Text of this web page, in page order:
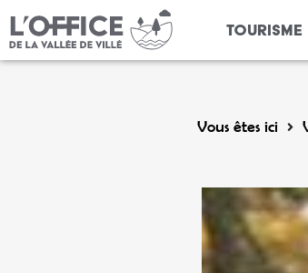
TOURISME
Vous êtes ici
Panneau de gestion des cookies